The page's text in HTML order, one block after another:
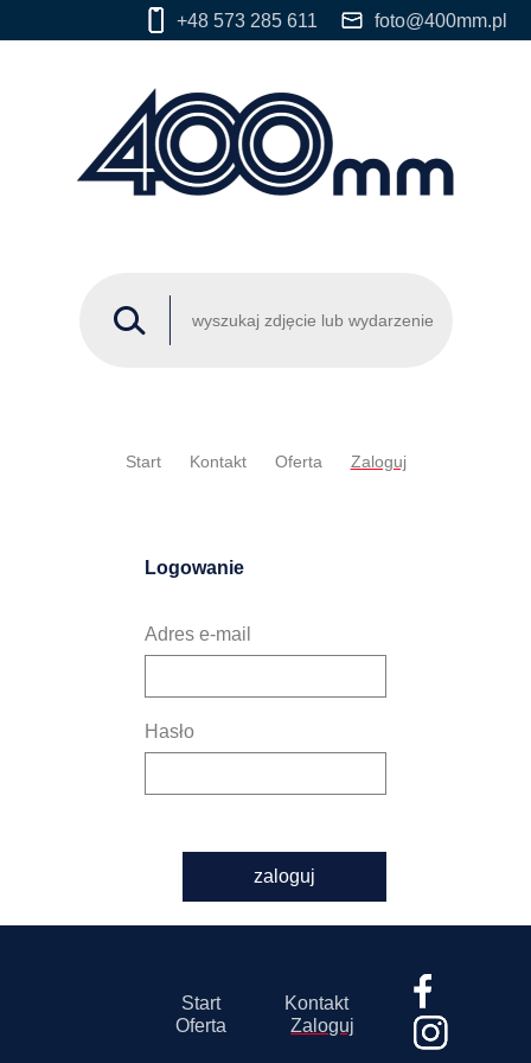
+48 573 285 611 foto@400mm.pl
Start Kontakt Oferta Zaloguj
Logowanie
Adres e-mail
Hasło
zaloguj
Start
Kontakt
Oferta
Zaloguj